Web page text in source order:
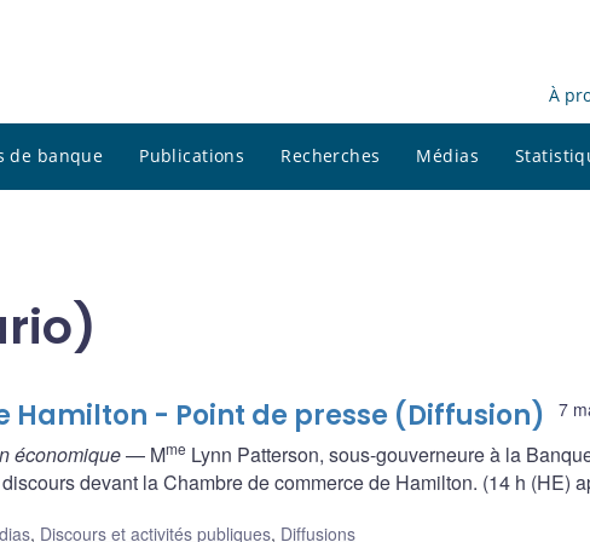
À
de banque Publications Recherches Médias
7
- Point de presse (Diffusion)
économique— Mme Lynn Patterson, sous-gouverneure à la
devant la Chambre de commerce de Hamilton. (14 h (HE)
, Discours et activités publiques, Diffusions